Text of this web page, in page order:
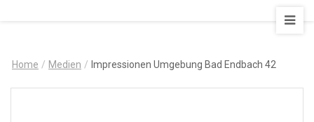
Art
&
Design
Home / Medien / Impressionen Umgebung Bad Endbach 42